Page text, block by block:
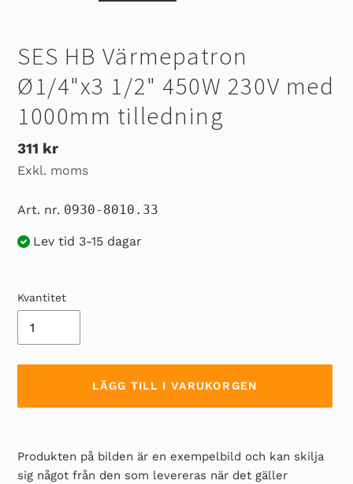
SES HB Värmepatron
Ø1/4"x3 1/2" 450W 230V med
1000mm tilledning
Ordinarie
pris
311 kr
Exkl. moms
Art. nr. 0930-8010.33
Lev tid 3-15 dagar
Kvantitet
LÄGG TILL I VARUKORGEN
till
produkten
Produkten på bilden är en exempelbild och kan skilja
sig något från den som levereras när det gäller